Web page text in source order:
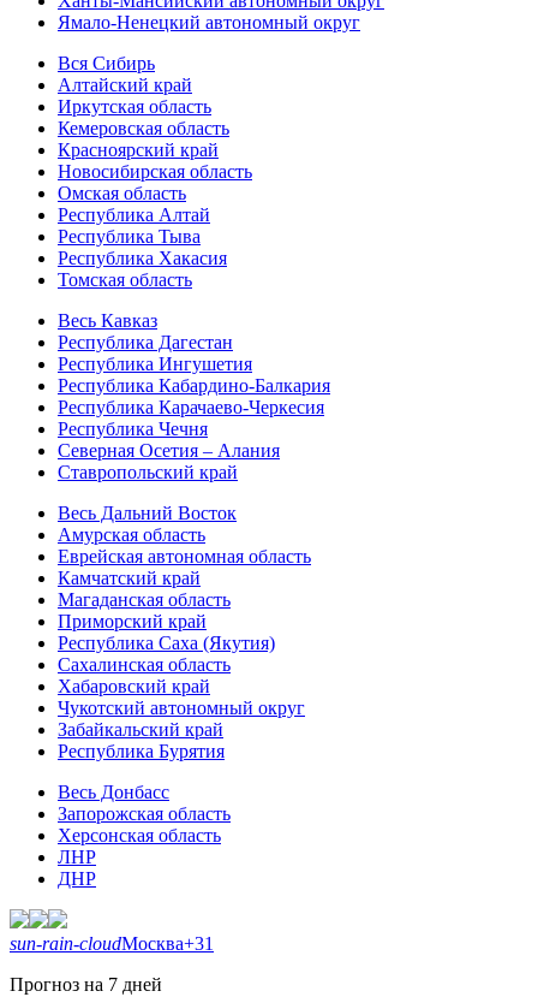
Ямало-Ненецкий автономный округ
Вся Сибирь
Алтайский край
Иркутская область
Кемеровская область
Красноярский край
Новосибирская область
Омская область
Республика Алтай
Республика Тыва
Республика Хакасия
Томская область
Весь Кавказ
Республика Дагестан
Республика Ингушетия
Республика Кабардино-Балкария
Республика Карачаево-Черкесия
Республика Чечня
Северная Осетия – Алания
Ставропольский край
Весь Дальний Восток
Амурская область
Еврейская автономная область
Камчатский край
Магаданская область
Приморский край
Республика Саха (Якутия)
Сахалинская область
Хабаровский край
Чукотский автономный округ
Забайкальский край
Республика Бурятия
Весь Донбасс
Запорожская область
Херсонская область
ЛНР
ДНР
sun-rain-cloudМосква+31
Прогноз на 7 дней